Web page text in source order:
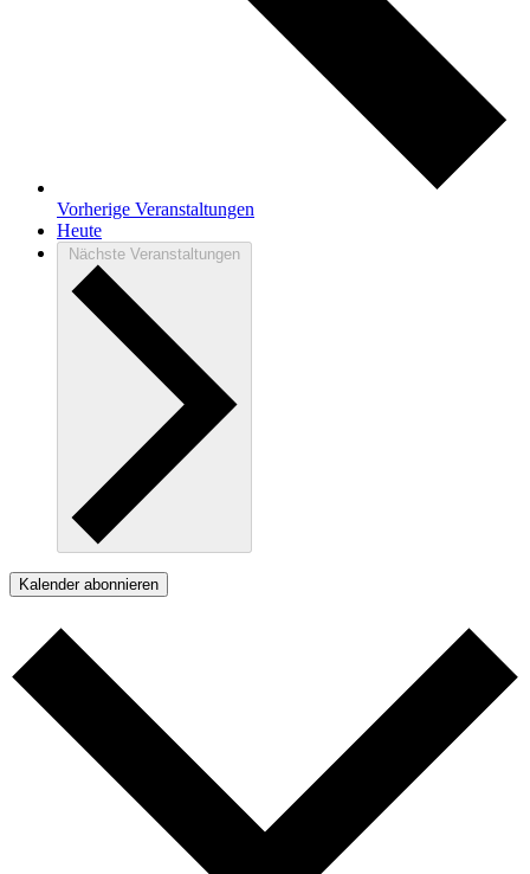
Vorherige Veranstaltungen
Heute
Nächste Veranstaltungen
Kalender abonnieren